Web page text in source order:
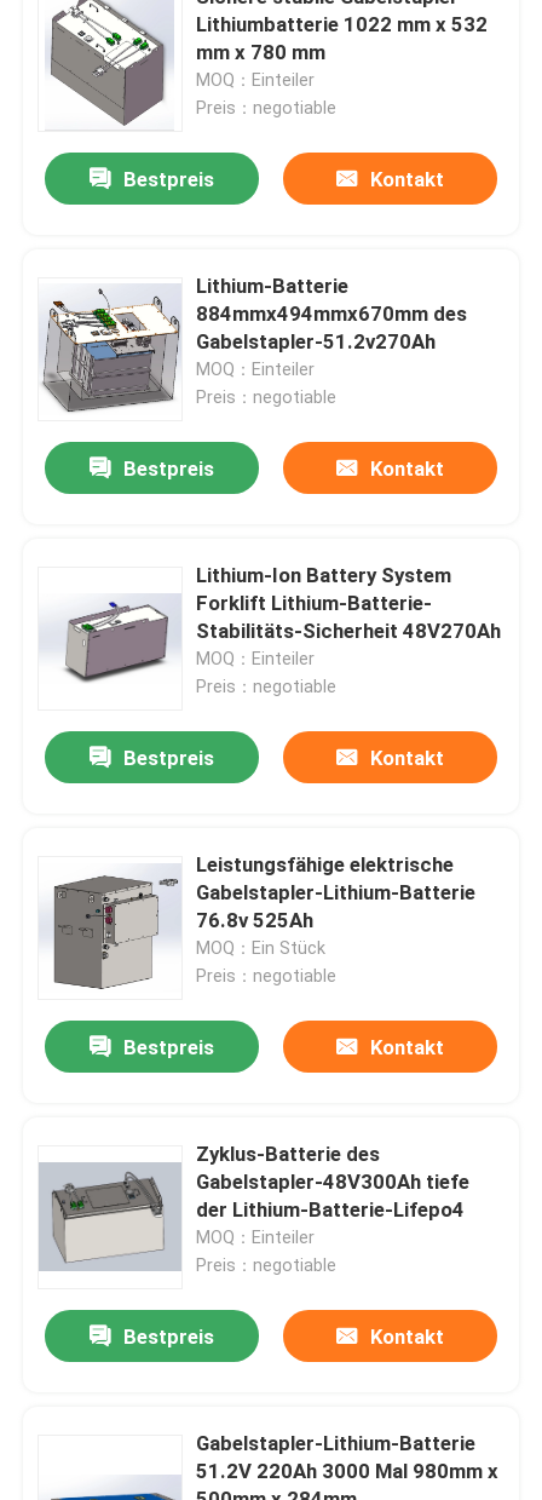
Produkte
Über uns
Fabrik-Ausflug
Treten Sie mit uns in Verbindung
Fordern Sie ein Zitat
Gabelstapler-Lithium-Batterie
Energie-Speicher-Lithium-Batterie
Lithiumbatterie 1022 mm x 532
mm x 780 mm
MOQ：Einteiler
Preis：negotiable
Bestpreis Kontakt
Lithium-Batterie
884mmx494mmx670mm des
Gabelstapler-51.2v270Ah
MOQ：Einteiler
Preis：negotiable
Bestpreis Kontakt
Lithium-Ion Battery System
Forklift Lithium-Batterie-
Stabilitäts-Sicherheit 48V270Ah
MOQ：Einteiler
Preis：negotiable
Bestpreis Kontakt
Leistungsfähige elektrische
Gabelstapler-Lithium-Batterie
76.8v 525Ah
MOQ：Ein Stück
Preis：negotiable
Bestpreis Kontakt
Zyklus-Batterie des
Gabelstapler-48V300Ah tiefe
der Lithium-Batterie-Lifepo4
MOQ：Einteiler
Preis：negotiable
Bestpreis Kontakt
Gabelstapler-Lithium-Batterie
51.2V 220Ah 3000 Mal 980mm x